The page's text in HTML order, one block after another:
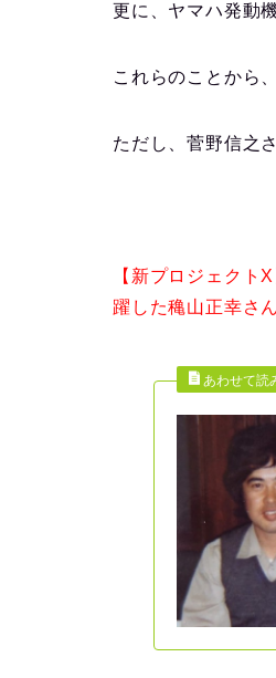
更に、ヤマハ発動
これらのことから
ただし、菅野信之
【新プロジェクト
躍した穐山正幸さ